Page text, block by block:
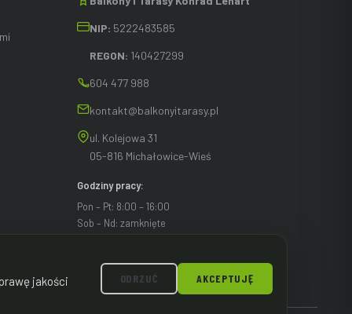
NIP: 5222483585
REGON: 140427299
604 477 988
kontakt@balkonyitarasy.pl
ul. Kolejowa 31
05-816 Michałowice-Wieś
Godziny pracy:
Pon – Pt: 8:00 – 16:00
Sob – Nd: zamknięte
jakości
ODRZUĆ AKCEPTUJĘ